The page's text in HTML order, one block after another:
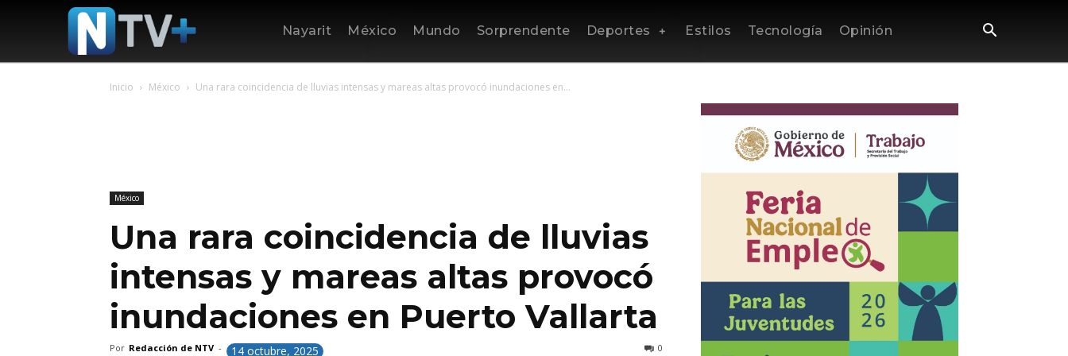
Nayarit México Mundo Sorprendente Deportes Estilos Tecnología Opinión
Inicio México Una rara coincidencia de lluvias intensas y mareas altas provocó inundaciones en...
México
Una rara coincidencia de lluvias
intensas y mareas altas provocó
inundaciones en Puerto Vallarta
Por Redacción de NTV - 14 octubre, 2025 0